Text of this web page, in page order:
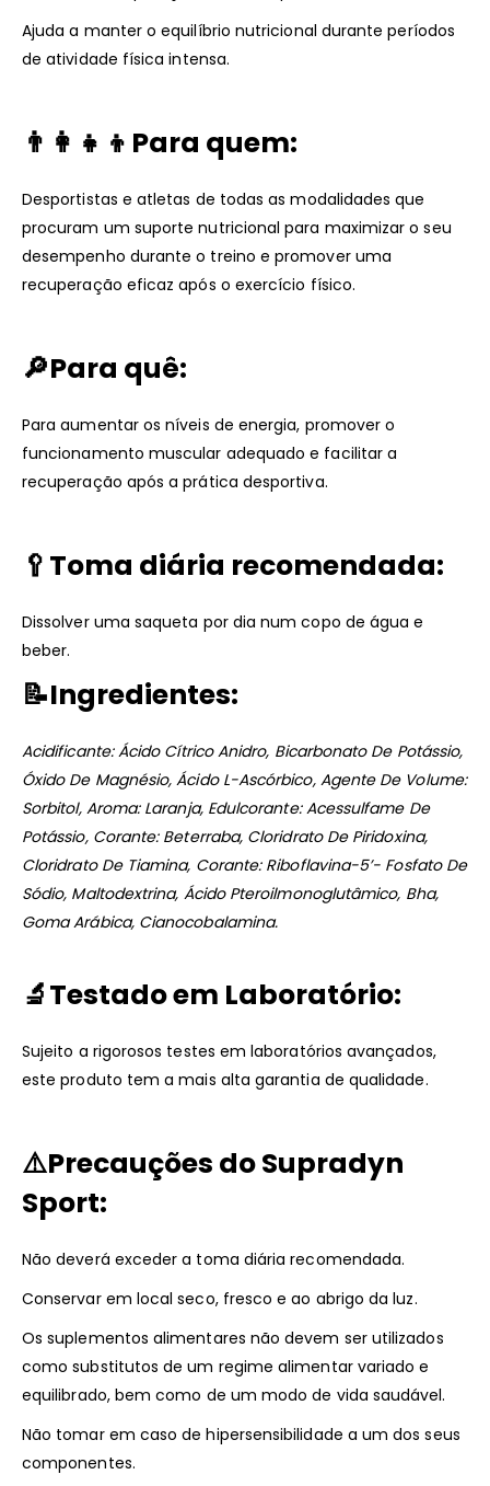
Ajuda a manter o equilíbrio nutricional durante períodos
de atividade física intensa.
👨‍👩‍👧‍👦Para quem:
Desportistas e atletas de todas as modalidades que
procuram um suporte nutricional para maximizar o seu
desempenho durante o treino e promover uma
recuperação eficaz após o exercício físico.
🔎Para quê:
Para aumentar os níveis de energia, promover o
funcionamento muscular adequado e facilitar a
recuperação após a prática desportiva.
🥄 Toma diária recomendada:
Dissolver uma saqueta por dia num copo de água e
beber.
📝Ingredientes:
Acidificante: Ácido Cítrico Anidro, Bicarbonato De Potássio,
Óxido De Magnésio, Ácido L-Ascórbico, Agente De Volume:
Sorbitol, Aroma: Laranja, Edulcorante: Acessulfame De
Potássio, Corante: Beterraba, Cloridrato De Piridoxina,
Cloridrato De Tiamina, Corante: Riboflavina-5’- Fosfato De
Sódio, Maltodextrina, Ácido Pteroilmonoglutâmico, Bha,
Goma Arábica, Cianocobalamina.
🔬Testado em Laboratório:
Sujeito a rigorosos testes em laboratórios avançados,
este produto tem a mais alta garantia de qualidade.
⚠️Precauções do Supradyn
Sport:
Não deverá exceder a toma diária recomendada.
Conservar em local seco, fresco e ao abrigo da luz.
Os suplementos alimentares não devem ser utilizados
como substitutos de um regime alimentar variado e
equilibrado, bem como de um modo de vida saudável.
Não tomar em caso de hipersensibilidade a um dos seus
componentes.